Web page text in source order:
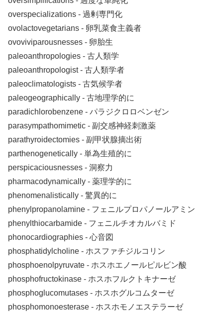
overspecializations ‐ 過剰専門化
ovolactovegetarians ‐ 卵乳菜食主義者
ovoviviparousnesses ‐ 卵胎生
paleoanthropologies ‐ 古人類学
paleoanthropologist ‐ 古人類学者
paleoclimatologists ‐ 古気候学者
paleogeographically ‐ 古地理学的に
paradichlorobenzene ‐ パラジクロロベンゼン
parasympathomimetic ‐ 副交感神経刺激薬
parathyroidectomies ‐ 副甲状腺摘出術
parthenogenetically ‐ 単為生殖的に
perspicaciousnesses ‐ 洞察力
pharmacodynamically ‐ 薬理学的に
phenomenalistically ‐ 驚異的に
phenylpropanolamine ‐ フェニルプロパノールアミン
phenylthiocarbamide ‐ フェニルチオカルバミド
phonocardiographies ‐ 心音図
phosphatidylcholine ‐ ホスファチジルコリン
phosphoenolpyruvate ‐ ホスホエノールピルビン酸
phosphofructokinase ‐ ホスホフルクトキナーゼ
phosphoglucomutases ‐ ホスホグルコムターゼ
phosphomonoesterase ‐ ホスホモノエステラーゼ